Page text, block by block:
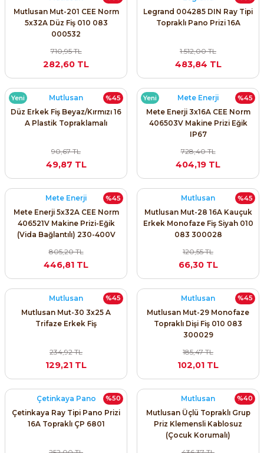
ve Transmitterleri ACS580
Sinamics S120 Modüler Sürücü Sistemi
Sinamics S210 Servo Sürücü Sistemi
Sinamics V20 Hız Kontrol Cihazları
Sinamics V90 Servo Sürücü Sistemi
Cihazları
Sayaçları
Prizler
(Power Supply)
Taşıma Sistemleri - Spiral , Boru ,
Rölesi, Cihazları ve Anahtarları
- UPS
Kesiciler
Şalterleri
SIMATIC Endüstriyel Panel PC'ler
SIMATIC ExProof Panel PC'ler ve Thin
SIMATIC HMI Operatör Paneller
SIMATIC S7-1500
SIMATIC S7-300
SIMATIC TIA PORTAL HMI Yazılımları
SIMATIC Yazılım Paketleri
SIMOTION Hareket Kontrol Üniteleri
SIRIUS SAFETY
WinCC Unified Runtime Yazılımları
Mutlusan Mut-201 CEE Norm
5x32A Düz Fiş 010 083
000532
710,95 TL
282,60 TL
Legrand 004285 DIN Ray Tipi
Topraklı Pano Prizi 16A
1.512,00 TL
483,84 TL
Yeni %45
Mutlusan
Düz Erkek Fiş Beyaz/Kırmızı 16
A Plastik Topraklamalı
90,67 TL
49,87 TL
Yeni %45
Mete Enerji
Mete Enerji 3x16A CEE Norm
406503V Makine Prizi Eğik
IP67
728,40 TL
404,19 TL
%45
Mete Enerji
Mete Enerji 5x32A CEE Norm
406521V Makine Prizi-Eğik
(Vida Bağlantılı) 230-400V
805,20 TL
446,81 TL
%45
Mutlusan
Mutlusan Mut-28 16A Kauçuk
Erkek Monofaze Fiş Siyah 010
083 300028
120,55 TL
66,30 TL
%45
Mutlusan
Mutlusan Mut-30 3x25 A
Trifaze Erkek Fiş
234,92 TL
129,21 TL
%45
Mutlusan
Mutlusan Mut-29 Monofaze
Topraklı Dişi Fiş 010 083
300029
185,47 TL
102,01 TL
%50
Çetinkaya Pano
Çetinkaya Ray Tipi Pano Prizi
16A Topraklı ÇP 6801
%40
Mutlusan
Mutlusan Üçlü Topraklı Grup
Priz Klemensli Kablosuz
(Çocuk Korumalı)